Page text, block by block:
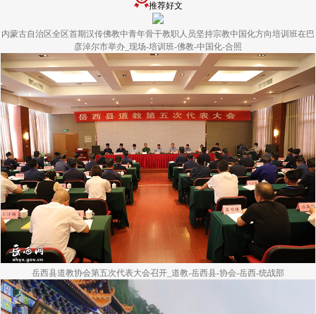
推荐好文
内蒙古自治区全区首期汉传佛教中青年骨干教职人员坚持宗教中国化方向培训班在巴
彦淖尔市举办_现场-培训班-佛教-中国化-合照
岳西县道教协会第五次代表大会召开_道教-岳西县-协会-岳西-统战部